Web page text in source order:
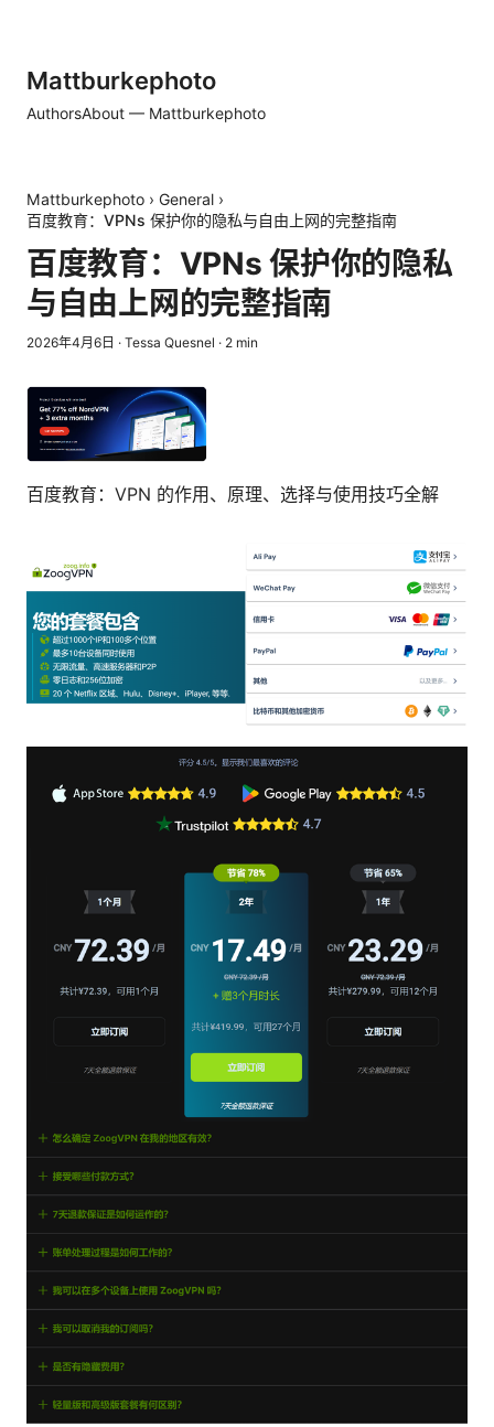
Mattburkephoto
AuthorsAbout — Mattburkephoto
Mattburkephoto › General ›
百度教育：VPNs 保护你的隐私与自由上网的完整指南
百度教育：VPNs 保护你的隐私
与自由上网的完整指南
2026年4月6日 · Tessa Quesnel · 2 min
百度教育：VPN 的作用、原理、选择与使用技巧全解